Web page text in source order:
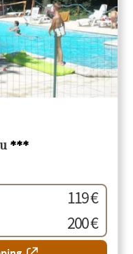
***
119 €
200 €